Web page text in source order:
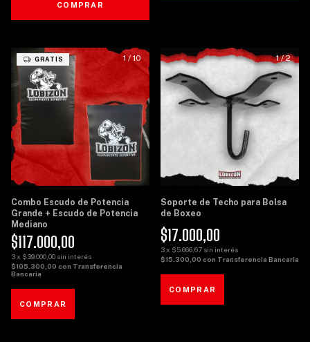
COMPRAR
1/10
GRATIS
Combo Escudo de Potencia
Grande + Escudo de Potencia
Mediano
$117.000,00
3x $39.000,00 sin interés
$105.300,00 con Transferencia
Bancaria
1/2
Soporte de Techo para Bolsa
de Boxeo
$17.000,00
3x $5.666,67 sin interés
$15.300,00 con Transferencia Bancaria